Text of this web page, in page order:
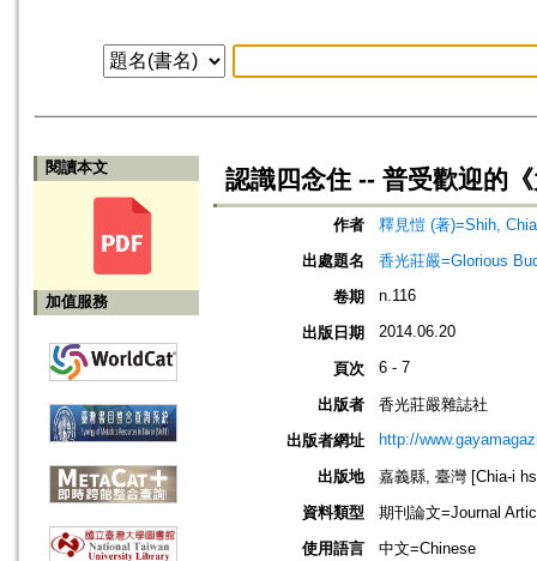
閱讀本文
加值服務
認識四念住 -- 普受歡迎的
作者
釋見愷 (著)=Shih,
出處題名
香光莊嚴=Glorious
卷期
n.116
出版日期 2014.06.20
頁次 6 - 7
出版者
香光莊嚴雜誌社
出版者網址
http://
出版地
嘉義縣, 臺灣 [Chia-i
資料類型
期刊論文=Journal
使用語言
中文=Chinese